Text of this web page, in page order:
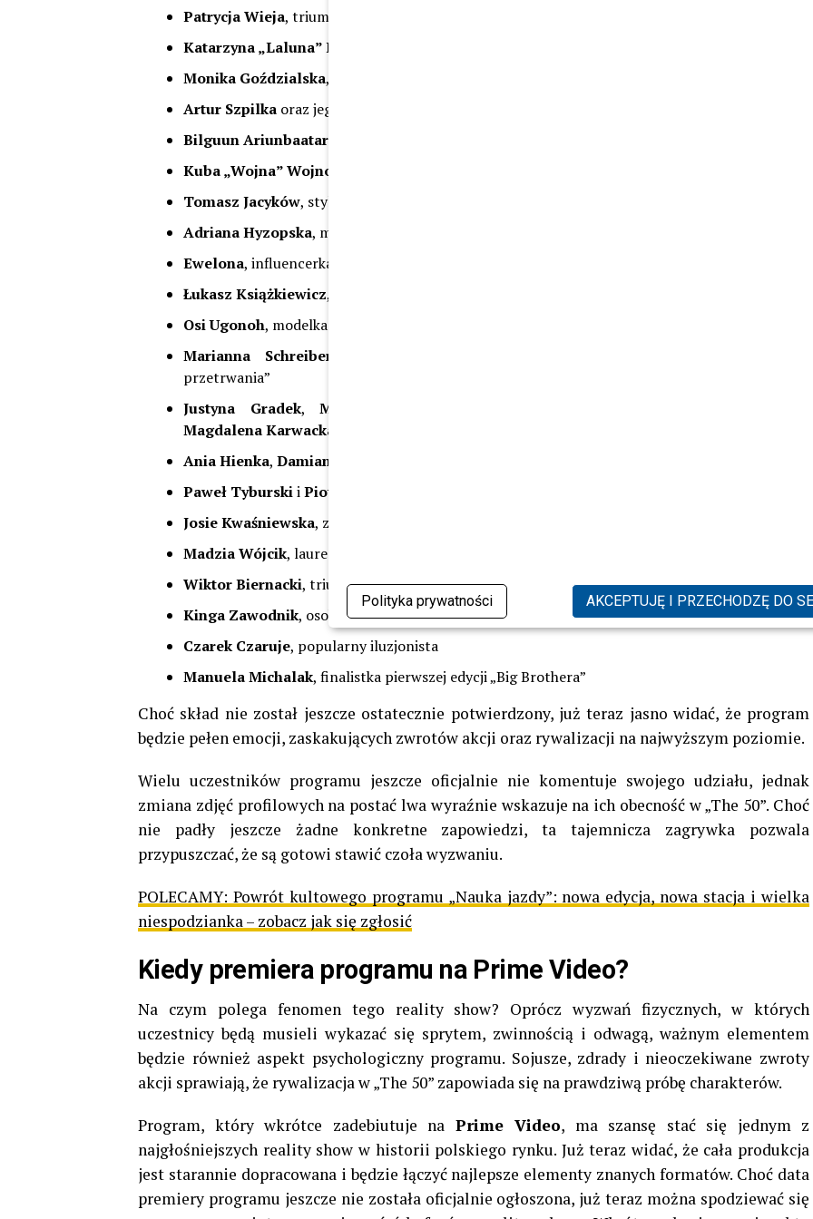
Polityka prywatności AKCEPTUJĘ I PRZECHODZĘ DO
Patrycja Wieja, triumfatorka pierwszej edycji „Projektu Lady”
Katarzyna „Laluna” Lirsz
Monika Goździalska, celebrytka i uczestniczka „Żon Warszawy”
Artur Szpilka oraz jego partnerka
Bilguun Ariunbaatar
Kuba „Wojna” Wojnowski
Tomasz Jacyków, stylista i krytyk mody
Adriana Hyzopska, modelka znana z programu „Top Model”
Ewelona, influencerka, niegdyś gwiazda „Warsaw Shore”
Łukasz Książkiewicz, artysta muzyczny, uczestnik dwóch edycji „Hotelu Paradise”
Osi Ugonoh, modelka i triumfatorka „Top Model”
Marianna Schreiber
przetrwania”
Justyna Gradek,Maluba
Magdalena Karwacka
Ania Hienka, Damian Bruno Wolny
Paweł TyburskiiPiotr Tyburski
Josie Kwaśniewska, zwyciężczyni pierwszej edycji „Królowa przetrwania”
Madzia Wójcik, laureatka „Big Brothera”
Wiktor Biernacki, triumfator czwartej edycji „Love Island”
Kinga Zawodnik, osobowość telewizyjna
Czarek Czaruje, popularny iluzjonista
Manuela Michalak, finalistka pierwszej edycji „Big Brothera”
Choć skład nie został jeszcze ostatecznie potwierdzony, już teraz jasno widać, że program
będzie pełen emocji, zaskakujących zwrotów akcji oraz rywalizacji na najwyższym poziomie.
Wielu uczestników programu jeszcze oficjalnie nie komentuje swojego udziału, jednak
zmiana zdjęć profilowych na postać lwa wyraźnie wskazuje na ich obecność w „The 50”. Choć
nie padły jeszcze żadne konkretne zapowiedzi, ta tajemnicza zagrywka pozwala
przypuszczać, że są gotowi stawić czoła wyzwaniu.
POLECAMY: Powrót kultowego programu „Nauka jazdy”: nowa edycja, nowa stacja i wielka
niespodzianka – zobacz jak się zgłosić
Kiedy premiera programu na Prime Video?
Na czym polega fenomen tego reality show? Oprócz wyzwań fizycznych, w których
uczestnicy będą musieli wykazać się sprytem, zwinnością i odwagą, ważnym elementem
będzie również aspekt psychologiczny programu. Sojusze, zdrady i nieoczekiwane zwroty
akcji sprawiają, że rywalizacja w „The 50” zapowiada się na prawdziwą próbę charakterów.
Program, który wkrótce zadebiutuje na Prime Video, ma szansę stać się jednym z
najgłośniejszych reality show w historii polskiego rynku. Już teraz widać, że cała produkcja
jest starannie dopracowana i będzie łączyć najlepsze elementy znanych formatów. Choć data
premiery programu jeszcze nie została oficjalnie ogłoszona, już teraz można spodziewać się